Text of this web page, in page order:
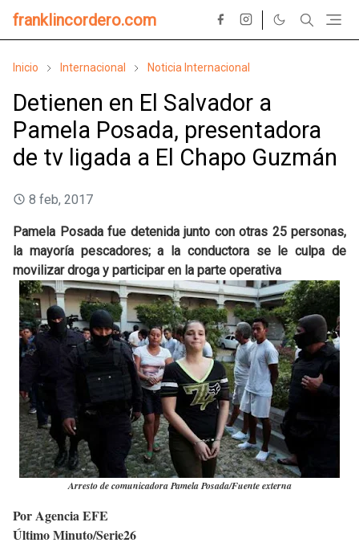
franklincordero.com
Inicio Internacional Noticia Internacional
Detienen en El Salvador a
Pamela Posada, presentadora
de tv ligada a El Chapo Guzmán
8 feb, 2017
Pamela Posada fue detenida junto con otras 25 personas,
la mayoría pescadores; a la conductora se le culpa de
movilizar droga y participar en la parte operativa
Arresto de comunicadora Pamela Posada/Fuente externa
Por Agencia EFE
Último Minuto/Serie26